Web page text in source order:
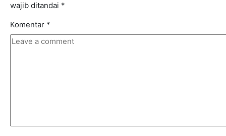
wajib ditandai *
Komentar *